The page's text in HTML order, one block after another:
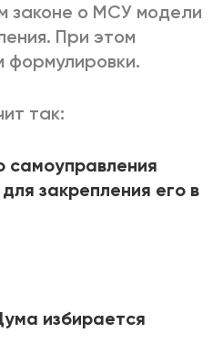
законе о МСУ модели
При этом
формулировки.
так:
самоуправления
закрепления его в
избирается